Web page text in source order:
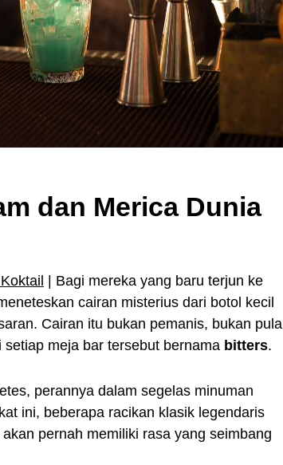
dan Merica Dunia
| Bagi mereka yang baru terjun ke
cairan misterius dari botol kecil
Cairan itu bukan pemanis, bukan pula
meja bar tersebut bernama bitters.
perannya dalam segelas minuman
ini, beberapa racikan klasik legendaris
pernah memiliki rasa yang seimbang